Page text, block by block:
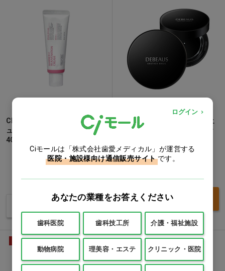
CELL BY CELL バリアC リジ
ュヴァーネーションクリーム
40ml…他
価格：ログイン後表示
100ml 40ml
ディビュース インテンシブエ
ナジェニック マルチインディ
1セット
買い物カゴ
動画 NEW
ログイン
Ciモールは「株式会社歯愛メディカル」が運営する
医院・施設様向け通信販売サイト です。
あなたの業種をお答えください
歯科医院 歯科技工所 介護・福祉施設
動物病院 理美容・エステ クリニック・医院